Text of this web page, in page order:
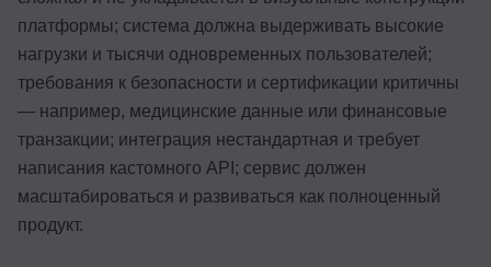
платформы; система должна выдерживать высокие
нагрузки и тысячи одновременных пользователей;
требования к безопасности и сертификации критичны
— например, медицинские данные или финансовые
транзакции; интеграция нестандартная и требует
написания кастомного API; сервис должен
масштабироваться и развиваться как полноценный
продукт.